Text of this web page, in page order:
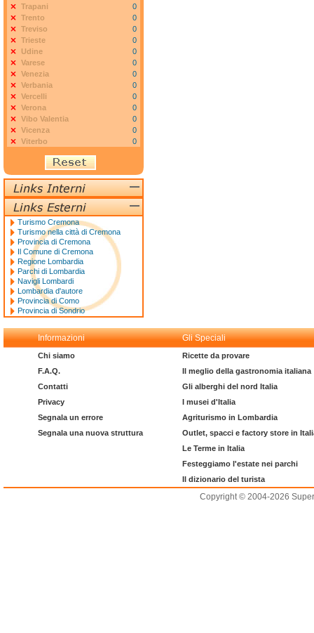
Trapani
0
Trento
0
Treviso
0
Trieste
0
Udine
0
Varese
0
Venezia
0
Verbania
0
Vercelli
0
Verona
0
Vibo Valentia
0
Vicenza
0
Viterbo
0
Turismo Cremona
Turismo nella città di Cremona
Provincia di Cremona
Il Comune di Cremona
Regione Lombardia
Parchi di Lombardia
Navigli Lombardi
Lombardia d'autore
Provincia di Como
Provincia di Sondrio
Informazioni Gli Speciali
Chi siamo
F.A.Q.
Contatti
Privacy
Segnala un errore
Segnala una nuova struttura
Ricette da provare
Il meglio della gastronomia italiana
Gli alberghi del nord Italia
I musei d'Italia
Agriturismo in Lombardia
Outlet, spacci e factory store in
Le Terme in Italia
Festeggiamo l'estate nei parchi
Il dizionario del turista
Copyright © 2004-2026